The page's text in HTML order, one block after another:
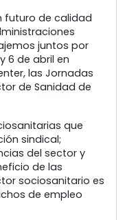
futuro de calidad
juntos por
6 de abril en
las Jornadas
de Sanidad de
que
sindical;
del sector y
de las
sociosanitario es
de empleo